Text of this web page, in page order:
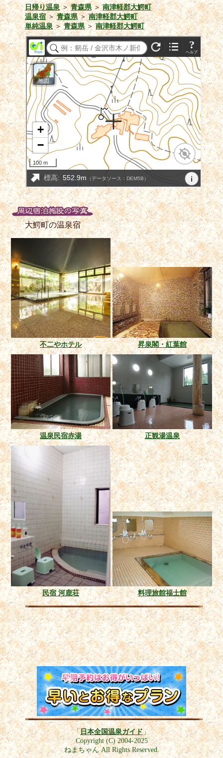
日帰り温泉＞青森県＞南津軽郡大鰐町
温泉宿＞青森県＞南津軽郡大鰐町
単純温泉＞青森県＞南津軽郡大鰐町
大鰐町の温泉宿
不二やホテル 昇泉閣・紅葉館
温泉民宿赤湯 正観湯温泉
民宿 河鹿荘 料理旅館福士館
「日本全国温泉ガイド」
Copyright (C) 2004-2025
ねまちゃん All Rights Reserved.